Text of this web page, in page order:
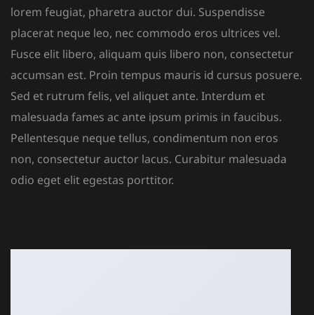
lorem feugiat, pharetra auctor dui. Suspendisse
placerat neque leo, nec commodo eros ultrices vel.
Fusce elit libero, aliquam quis libero non, consectetur
accumsan est. Proin tempus mauris id cursus posuere.
Sed et rutrum felis, vel aliquet ante. Interdum et
malesuada fames ac ante ipsum primis in faucibus.
Pellentesque neque tellus, condimentum non eros
non, consectetur auctor lacus. Curabitur malesuada
odio eget elit egestas porttitor.